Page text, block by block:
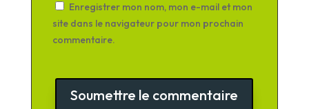
Enregistrer mon nom, mon e-mail et mon
site dans le navigateur pour mon prochain
commentaire.
Soumettre le commentaire